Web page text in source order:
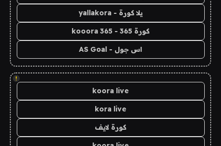
يلا كورة - yallakora
كورة 365 - kooora 365
اس جول - AS Goal
!
koora live
kora live
كورة لايف